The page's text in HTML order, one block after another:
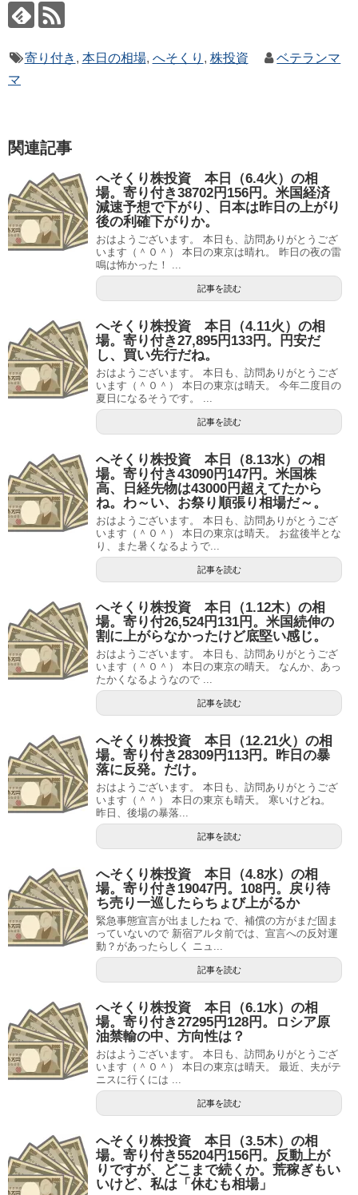
寄り付き , 本日の相場, へそくり , 株投資
ベテランマ
マ
関連記事
へそくり株投資 本日（6.4火）の相
場。寄り付き38702円156円。米国経済
減速予想で下がり、日本は昨日の上がり
後の利確下がりか。
おはようございます。 本日も、訪問ありがとうござ
います（＾０＾） 本日の東京は晴れ。 昨日の夜の雷
鳴は怖かった！ ...
記事を読む
へそくり株投資 本日（4.11火）の相
場。寄り付き27,895円133円。円安だ
し、買い先行だね。
おはようございます。 本日も、訪問ありがとうござ
います（＾０＾） 本日の東京は晴天。 今年二度目の
夏日になるそうです。 ...
記事を読む
へそくり株投資 本日（8.13水）の相
場。寄り付き43090円147円。米国株
高、日経先物は43000円超えてたから
ね。わ～い、お祭り順張り相場だ～。
おはようございます。 本日も、訪問ありがとうござ
います（＾０＾） 本日の東京は晴天。 お盆後半とな
り、また暑くなるようで...
記事を読む
へそくり株投資 本日（1.12木）の相
場。寄り付26,524円131円。米国続伸の
割に上がらなかったけど底堅い感じ。
おはようございます。 本日も、訪問ありがとうござ
います（＾０＾） 本日の東京の晴天。 なんか、あっ
たかくなるようなので ...
記事を読む
へそくり株投資 本日（12.21火）の相
場。寄り付き28309円113円。昨日の暴
落に反発。だけ。
おはようございます。 本日も、訪問ありがとうござ
います（＾＾） 本日の東京も晴天。 寒いけどね。
昨日、後場の暴落...
記事を読む
へそくり株投資 本日（4.8水）の相
場。寄り付き19047円。108円。戻り待
ち売り一巡したらちょび上がるか
緊急事態宣言が出ましたね で、補償の方がまだ固ま
っていないので 新宿アルタ前では、宣言への反対運
動？があったらしく ニュ...
記事を読む
へそくり株投資 本日（6.1水）の相
場。寄り付き27295円128円。ロシア原
油禁輸の中、方向性は？
おはようございます。 本日も、訪問ありがとうござ
います（＾０＾） 本日の東京は晴天。 最近、夫がテ
ニスに行くには ...
記事を読む
へそくり株投資 本日（3.5木）の相
場。寄り付き55204円156円。反動上が
りですが、どこまで続くか。荒稼ぎもい
いけど、私は「休むも相場」